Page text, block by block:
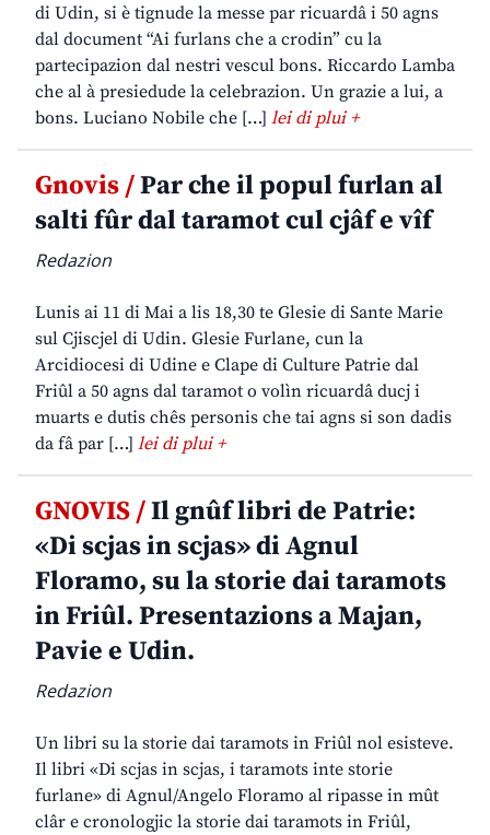
di Udin, si è tignude la messe par ricuardâ i 50 agns
dal document “Ai furlans che a crodin” cu la
partecipazion dal nestri vescul bons. Riccardo Lamba
che al à presiedude la celebrazion. Un grazie a lui, a
bons. Luciano Nobile che […] lei di plui +
Gnovis /Par che il popul furlan al
salti fûr dal taramot cul cjâf e vîf
Redazion
Lunis ai 11 di Mai a lis 18,30 te Glesie di Sante Marie
sul Cjiscjel di Udin. Glesie Furlane, cun la
Arcidiocesi di Udine e Clape di Culture Patrie dal
Friûl a 50 agns dal taramot o volìn ricuardâ ducj i
muarts e dutis chês personis che tai agns si son dadis
da fâ par […] lei di plui +
GNOVIS /Il gnûf libri de Patrie:
«Di scjas in scjas» di Agnul
Floramo, su la storie dai taramots
in Friûl. Presentazions a Majan,
Pavie e Udin.
Redazion
Un libri su la storie dai taramots in Friûl nol esisteve.
Il libri «Di scjas in scjas, i taramots inte storie
furlane» di Agnul/Angelo Floramo al ripasse in mût
clâr e cronologjic la storie dai taramots in Friûl,